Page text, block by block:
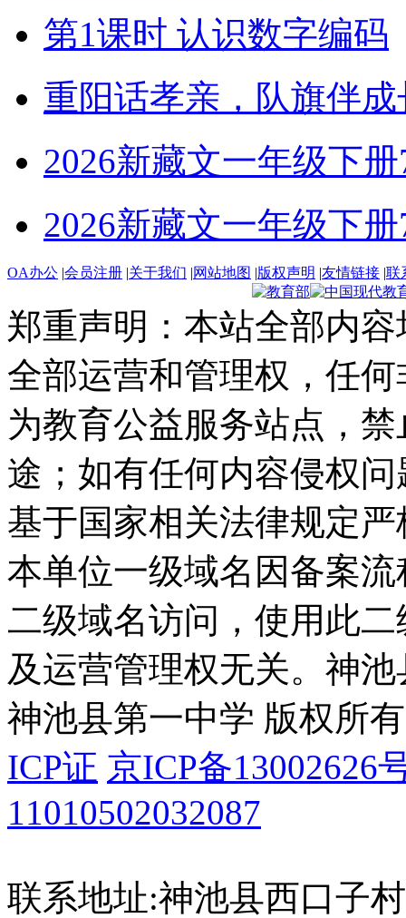
第1课时 认识数字编码
重阳话孝亲，队旗伴成
2026新藏文一年级下册
2026新藏文一年级下册
OA办公 |会员注册 |关于我们 |网站地图 |版权声明 |友情链接 |联
郑重声明：本站全部内
全部运营和管理权，任
为教育公益服务站点，
途；如有任何内容侵权
基于国家相关法律规定
本单位一级域名因备案
二级域名访问，使用此
及运营管理权无关。 神池
神池县第一中学 版权所有
ICP证 京ICP备13002626
11010502032087
联系地址:神池县西口子村